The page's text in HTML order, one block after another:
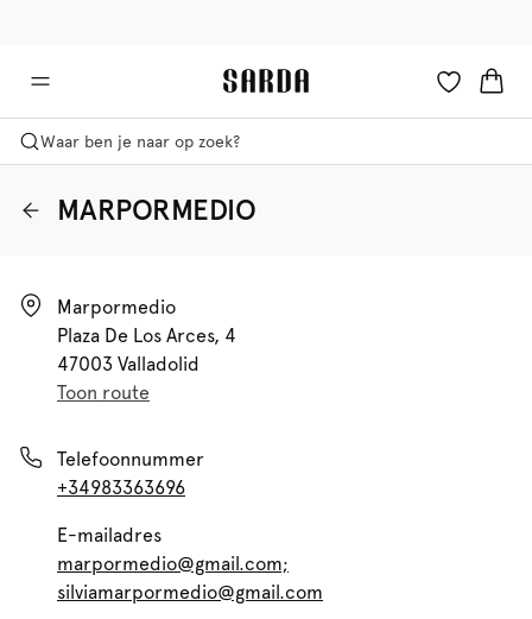
Waar ben je naar op zoek?
MARPORMEDIO
Marpormedio
Plaza De Los Arces, 4
47003 Valladolid
Toon route
Telefoonnummer
+34983363696
E-mailadres
marpormedio@gmail.com;
silviamarpormedio@gmail.com